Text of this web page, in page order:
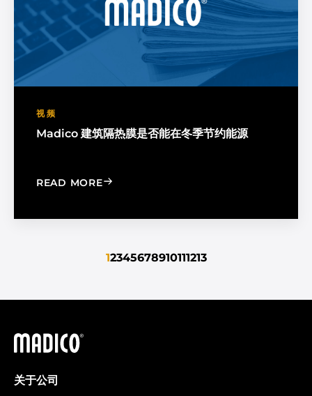
视频
Madico 建筑隔热膜是否能在冬季节约能源
READ MORE: DO MADICO ARCHITECTURAL FILMS
12345678910111213
马迪科
关于公司